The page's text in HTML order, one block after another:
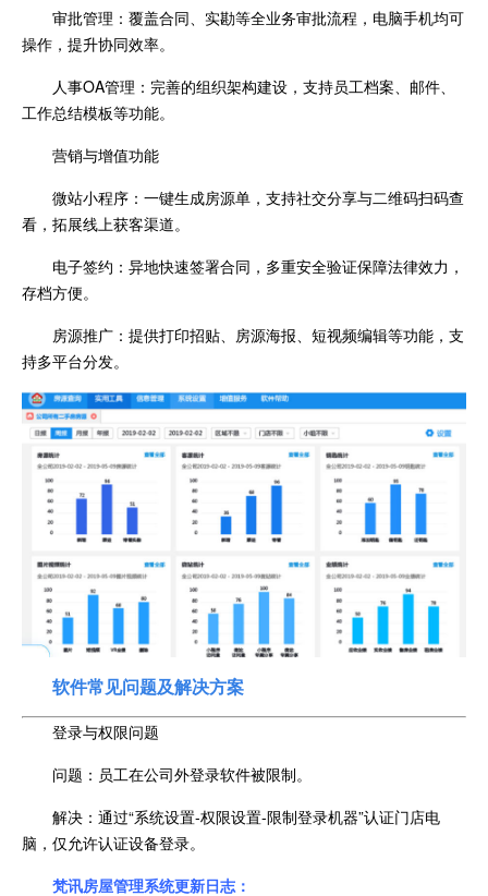
审批管理：覆盖合同、实勘等全业务审批流程，电脑手机均可
操作，提升协同效率。
人事OA管理：完善的组织架构建设，支持员工档案、邮件、
工作总结模板等功能。
营销与增值功能
微站小程序：一键生成房源单，支持社交分享与二维码扫码查
看，拓展线上获客渠道。
电子签约：异地快速签署合同，多重安全验证保障法律效力，
存档方便。
房源推广：提供打印招贴、房源海报、短视频编辑等功能，支
持多平台分发。
软件常见问题及解决方案
登录与权限问题
问题：员工在公司外登录软件被限制。
解决：通过“系统设置-权限设置-限制登录机器”认证门店电
脑，仅允许认证设备登录。
梵讯房屋管理系统更新日志：